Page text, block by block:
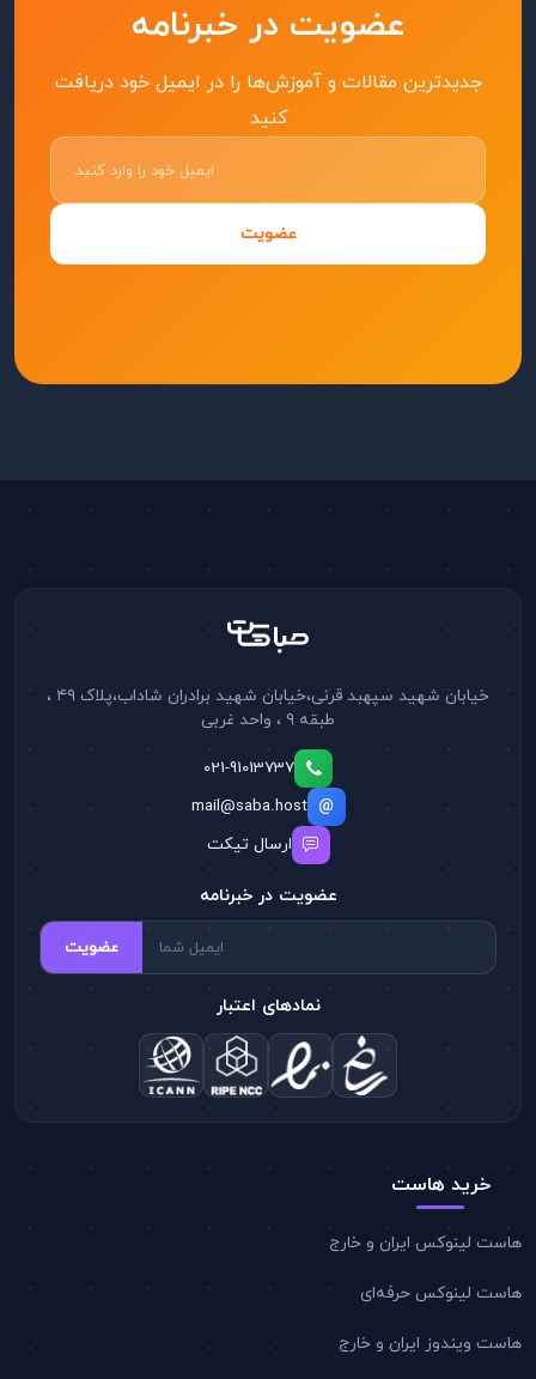
عضویت در خبرنامه
جدیدترین مقالات و آموزش‌ها را در ایمیل خود دریافت
کنید
عضویت
خرید هاست
هاست لینوکس ایران و خارج
هاست لینوکس حرفه‌ای
هاست ویندوز ایران و خارج
خیابان شهید سپهبد قرنی،خیابان شهید برادران شاداب،پلاک ۴۹ ،
طبقه ۹ ، واحد غربی
021-91013737
mail@saba.host
ارسال تیکت
عضویت در خبرنامه
عضویت
نمادهای اعتبار